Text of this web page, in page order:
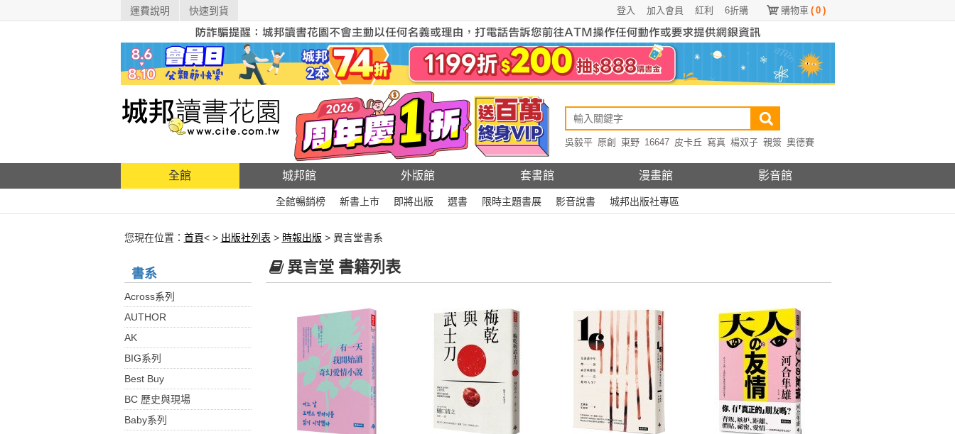
運費說明 快速到貨 購物車 ( 0 )
6折購
紅利
加入會員
登入
吳毅平 原創 東野 16647 皮卡丘 寫真 楊双子 親簽 奧德賽
全館 城邦館 外版館 套書館 漫畫館 影音館
全館暢銷榜 新書上市 即將出版 選書 限時主題書展 影音說書 城邦出版社專區
您現在位置： 首頁< > 出版社列表 > 時報出版 > 異言堂書系
書系
Across系列
AUTHOR
AK
BIG系列
Best Buy
BC 歷史與現場
Baby系列
異言堂 書籍列表